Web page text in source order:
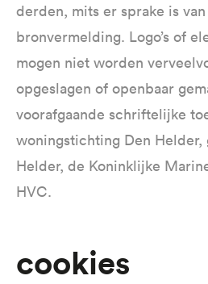
derden, mits er sprake is
bronvermelding. Logo’s of
mogen niet worden
opgeslagen of openbaar
voorafgaande schriftelijke
woningstichting Den Helder,
Helder, de Koninklijke
HVC.
cookies